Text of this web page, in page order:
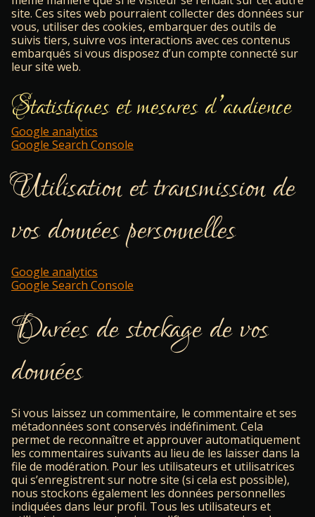
site. Ces sites web pourraient collecter des données sur
vous, utiliser des cookies, embarquer des outils de
suivis tiers, suivre vos interactions avec ces contenus
embarqués si vous disposez d’un compte connecté sur
leur site web.
Statistiques et mesures d’audience
Google analytics
Google Search Console
Utilisation et transmission de
vos données personnelles
Google analytics
Google Search Console
Durées de stockage de vos
données
Si vous laissez un commentaire, le commentaire et ses
métadonnées sont conservés indéfiniment. Cela
permet de reconnaître et approuver automatiquement
les commentaires suivants au lieu de les laisser dans la
file de modération. Pour les utilisateurs et utilisatrices
qui s’enregistrent sur notre site (si cela est possible),
nous stockons également les données personnelles
indiquées dans leur profil. Tous les utilisateurs et